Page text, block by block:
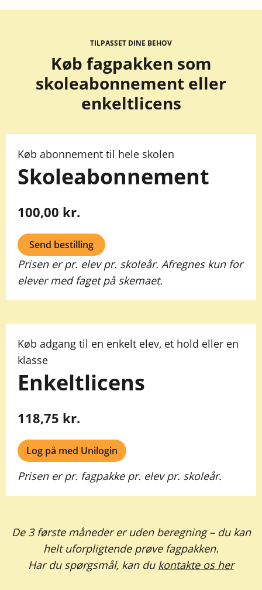
TILPASSET DINE BEHOV
Køb fagpakken som
skoleabonnement eller
enkeltlicens
Køb abonnement til hele skolen
Skoleabonnement
100,00 kr.
Send bestilling
Prisen er pr. elev pr. skoleår. Afregnes kun for
elever med faget på skemaet.
Køb adgang til en enkelt elev, et hold eller en
klasse
Enkeltlicens
118,75 kr.
Log på med Unilogin
Prisen er pr. fagpakke pr. elev pr. skoleår.
De 3 første måneder er uden beregning – du kan
helt uforpligtende prøve fagpakken.
Har du spørgsmål, kan du kontakte os her